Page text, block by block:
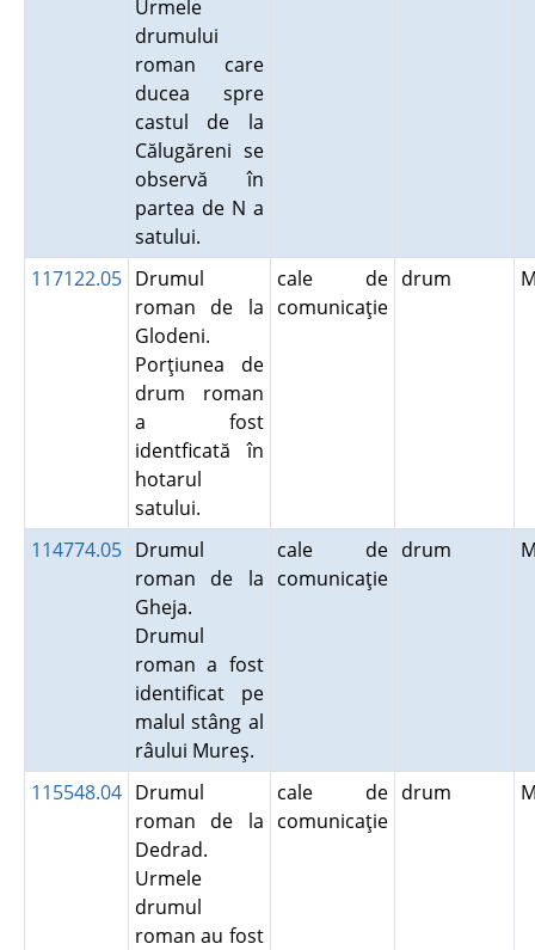
Urmele
drumului
roman care
ducea spre
castul de la
Călugăreni se
observă în
partea de N a
satului.
117122.05 Drumul
roman de la
Glodeni.
Porţiunea de
drum roman
a fost
identficată în
hotarul
satului.
cale de
comunicaţie
drum
114774.05 Drumul
roman de la
Gheja.
Drumul
roman a fost
identificat pe
malul stâng al
râului Mureş.
cale de
comunicaţie
drum
115548.04 Drumul
roman de la
Dedrad.
Urmele
drumul
roman au fost
cale de
comunicaţie
drum